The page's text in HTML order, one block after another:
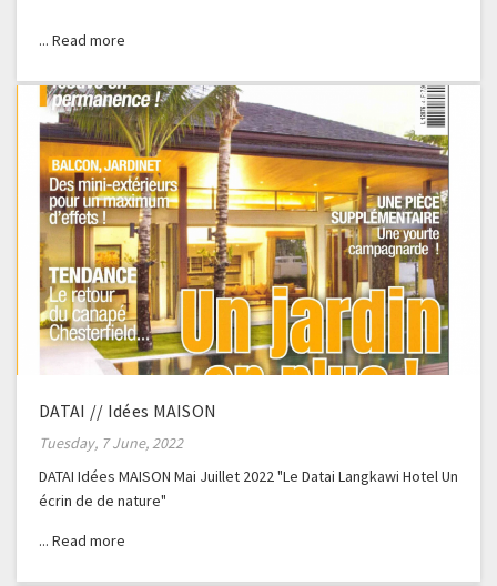
DATAI // Idées MAISON
Tuesday, 7 June, 2022
DATAI Idées MAISON Mai Juillet 2022 "Le Datai Langkawi Hotel Un
écrin de de nature"